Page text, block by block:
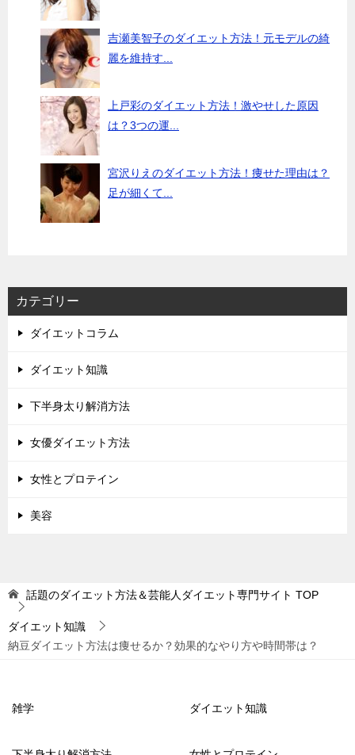
吉瀬美智子のダイエット方法！元モデルの綺
麗を維持す...
上戸彩のダイエット方法！激やせした原因
は？3つの運...
宮沢りえのダイエット方法！痩せた理由は？
足が細くて...
カテゴリー
ダイエットコラム
ダイエット知識
下半身太り解消方法
女優ダイエット方法
女性とプロテイン
美容
話題のダイエット方法＆芸能人ダイエット専門サイト TOP
ダイエット知識
納豆ダイエット方法は痩せるか？効果的なやり方や時間帯は？
雑学 ダイエット知識